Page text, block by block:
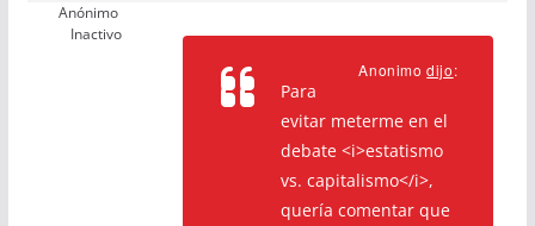
Anónimo
Inactivo
Anonimodijo:
Para
evitar meterme en el
debate <i>estatismo
vs. capitalismo</i>,
quería comentar que